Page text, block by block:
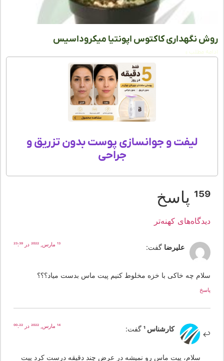
نگهداری کاکتوس اپونتیا میکروداسیس
مطلب »
لیفت و جوانسازی پوست بدون تزریق و
جراحی
کهنه‌تر
علیرضا گفت:
چه خاکی با خزه مخلوط کنیم پیت ماس بدست میاد؟؟؟
کارشناس 1 گفت:
سلام، پیت ماس رو نمیشه در عرض چند دقیقه درست کرد پیت